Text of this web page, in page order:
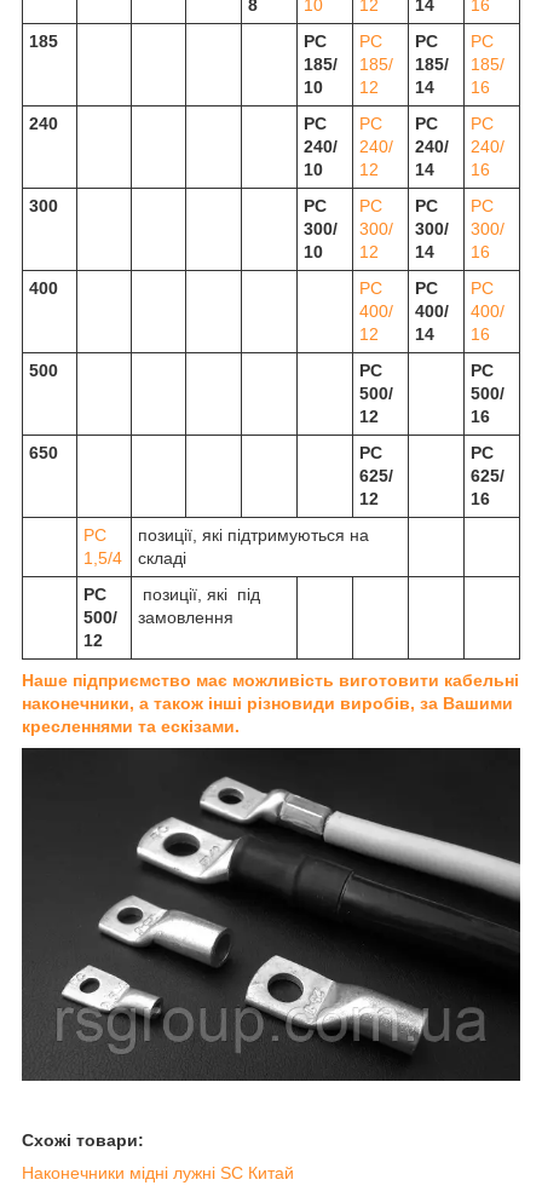
8 10 12 14
16
185
РС
185/
10
РС
185/
12
РС
185/
14
РС
185/
16
240
РС
240/
10
РС
240/
12
РС
240/
14
РС
240/
16
300
РС
300/
10
РС
300/
12
РС
300/
14
РС
300/
16
400
РС
400/
12
РС
400/
14
РС
400/
16
500
РС
500/
12
РС
500/
16
650
РС
625/
12
РС
625/
16
РС
1,5/4
позиції, які підтримуються на
складі
РС
500/
12
позиції, які під
замовлення
Наше підприємство має можливість виготовити кабельні
наконечники, а також інші різновиди виробів, за Вашими
кресленнями та ескізами.
Схожі товари:
Наконечники мідні лужні SC Китай